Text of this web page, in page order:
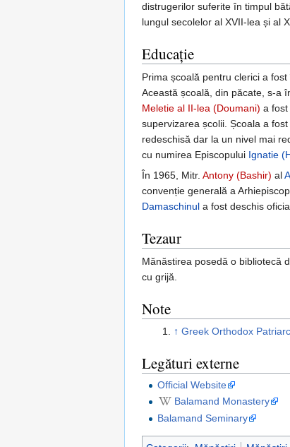
distrugerilor suferite în timpul
lungul secolelor al XVII-lea și al
Educație
Prima școală pentru clerici a
Această școală, din păcate, s-a
Meletie al II-lea (Doumani) a fost
supervizarea școlii. Școala a
redeschisă dar la un nivel mai
cu numirea Episcopului Ignatie
În 1965, Mitr. Antony (Bashir) al
convenție generală a
Damaschinul a fost deschis
Tezaur
Mănăstirea posedă o bibliotecă
cu grijă.
Note
↑ Greek Orthodox
Legături externe
Official Website
Balamand Monastery
Balamand Seminary